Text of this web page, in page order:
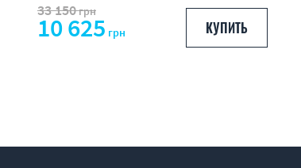
33 150грн
10 625 грн КУПИТЬ